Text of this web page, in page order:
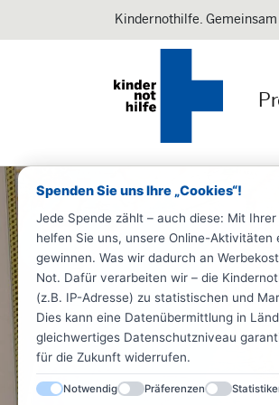
Spenden Sie uns Ihre „Cookies“!
Jede Spende zählt – auch diese: Mit
helfen Sie uns, unsere Online-
gewinnen. Was wir dadurch an
Not. Dafür verarbeiten wir – die
(z.B. IP-Adresse) zu statistischen und
Dies kann eine Datenübermittlung in
gleichwertiges Datenschutzniveau
für die Zukunft widerrufen.
Notwendig Präferenzen
Kindernothilfe.